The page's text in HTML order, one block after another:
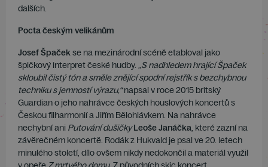
dalších.
Pocta českým velikánům
Josef Špačekse na mezinárodní scéně etabloval jako
špičkový interpret české hudby. „S nadhledem hrající Špaček
skloubil čistý tón a směle znějící spodní rejstřík s bezchybnou
techniku s jemností výrazu,“napsal v roce 2015 britský
Guardian o jeho nahrávce českých houslových koncertů s
Českou filharmonií a Jiřím Bělohlávkem. Na nahrávce
nechybní ani Putování dušičky Leoše Janáčka, které zazní na
závěrečném koncertě. Rodák z Hukvald je psal ve 20. letech
minulého století, dílo ovšem nikdy nedokončil a materiál využil